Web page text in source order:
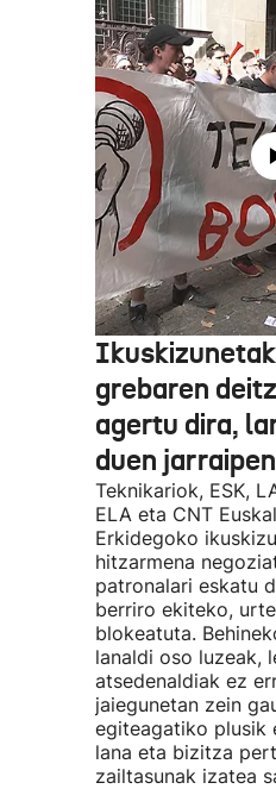
grebaren
agertu dira,
duen
Teknikariok, ESK,
ELA eta CNT
Erkidegoko
hitzarmena
patronalari eskatu
berriro ekiteko,
blokeatuta.
lanaldi oso luzeak,
atsedenaldiak ez
jaiegunetan zein
egiteagatiko plusik
lana eta bizitza
zailtasunak izatea